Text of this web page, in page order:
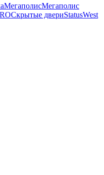
МегаполисМегаполис
Скрытые двериStatusWest